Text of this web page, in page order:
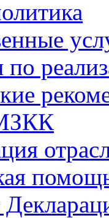
по